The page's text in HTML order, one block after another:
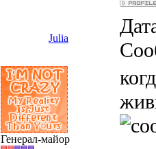
Julia
Генерал-майор